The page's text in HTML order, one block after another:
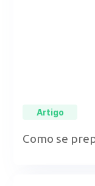
Artigo
Como se